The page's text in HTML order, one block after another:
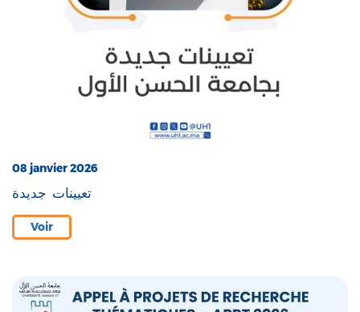
08 janvier 2026
تعيينات جديدة
Voir